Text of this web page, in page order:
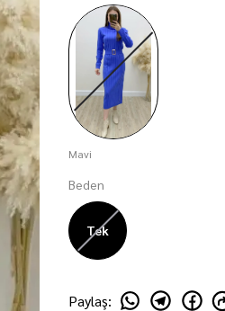
Mavi
Beden
Tek
Paylaş: